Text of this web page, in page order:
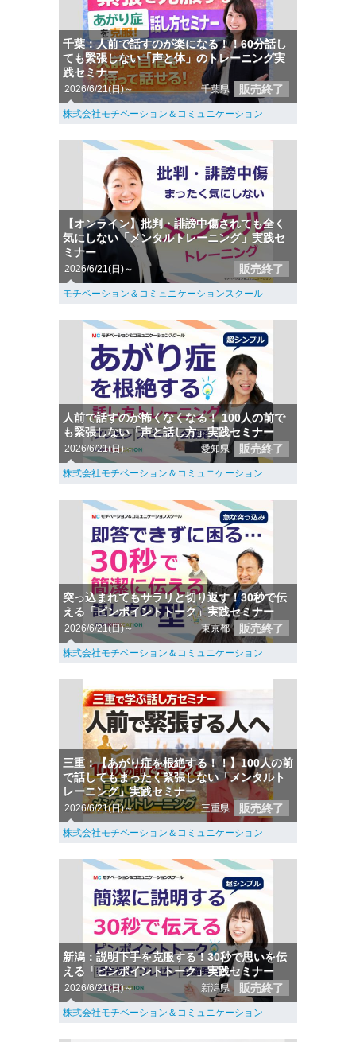
千葉：人前で話すのが楽になる！！60分話し
ても緊張しない「声と体」のトレーニング実
践セミナー
2026/6/21(日)～ 千葉県 販売終了
株式会社モチベーション＆コミュニケーション
【オンライン】批判・誹謗中傷されても全く
気にしない「メンタルトレーニング」実践セ
ミナー
2026/6/21(日)～ 販売終了
モチベーション＆コミュニケーションスクール
人前で話すのが怖くなくなる！ 100人の前で
も緊張しない「声と話し方」実践セミナー
2026/6/21(日)～ 愛知県 販売終了
株式会社モチベーション＆コミュニケーション
突っ込まれてもサラリと切り返す！30秒で伝
える「ピンポイントトーク」実践セミナー
2026/6/21(日)～ 東京都 販売終了
株式会社モチベーション＆コミュニケーション
三重：【あがり症を根絶する！！】100人の前
で話してもまったく緊張しない「メンタルト
レーニング」実践セミナー
2026/6/21(日)～ 三重県 販売終了
株式会社モチベーション＆コミュニケーション
新潟：説明下手を克服する！30秒で思いを伝
える「ピンポイントトーク」実践セミナー
2026/6/21(日)～ 新潟県 販売終了
株式会社モチベーション＆コミュニケーション